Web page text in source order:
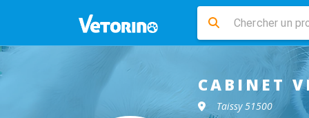
CABINET
Taissy 51500